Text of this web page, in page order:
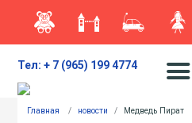
Тел: + 7 (965) 199 4774
Главная / новости / Медведь Пират